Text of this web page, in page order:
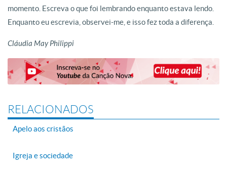
momento. Escreva o que foi lembrando enquanto estava lendo.
Enquanto eu escrevia, observei-me, e isso fez toda a diferença.
Cláudia May Philippi
RELACIONADOS
Apelo aos cristãos
Igreja e sociedade